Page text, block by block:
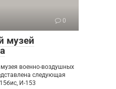
0
музей
военно-воздушных
следующая
И-153